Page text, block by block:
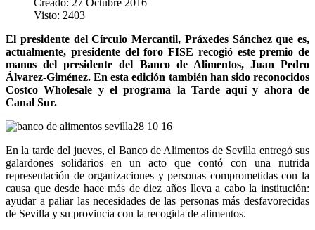
Visto: 2403
El presidente del Círculo Mercantil, Práxedes Sánchez que es,
actualmente, presidente del foro FISE recogió este premio de
manos del presidente del Banco de Alimentos, Juan Pedro
Álvarez-Giménez. En esta edición también han sido reconocidos
Costco Wholesale y el programa la Tarde aquí y ahora de
Canal Sur.
En la tarde del jueves, el Banco de Alimentos de Sevilla entregó sus
galardones solidarios en un acto que contó con una nutrida
representación de organizaciones y personas comprometidas con la
causa que desde hace más de diez años lleva a cabo la institución:
ayudar a paliar las necesidades de las personas más desfavorecidas
de Sevilla y su provincia con la recogida de alimentos.